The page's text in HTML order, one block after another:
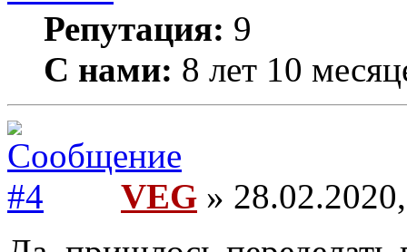
Репутация: 9
С нами: 8 лет 10
VEG »